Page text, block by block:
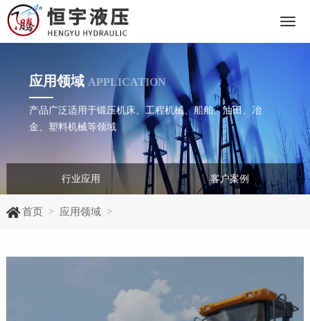
单
应用领域 APPLICATION
产品广泛适用于锻压机床、工程机械、船舶、油田、冶
金、塑料机械等领域
行业应用 客户案例
首页> 应用领域>